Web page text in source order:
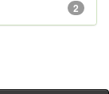
2